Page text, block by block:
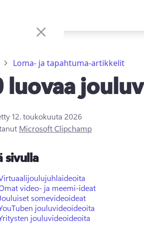
Loma- ja tapahtuma-artikkelit
luovaa
12. toukokuuta 2026
Microsoft Clipchamp
sivulla
video- ja meemi-ideat
somevideoideat
jouluvideoideoita
jouluvideoideoita